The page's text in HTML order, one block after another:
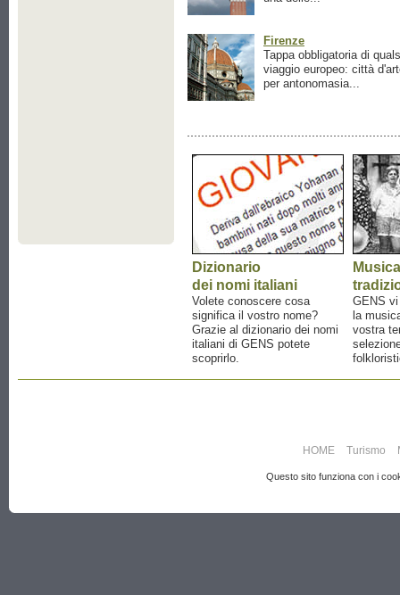
Firenze
Tappa obbligatoria di
viaggio europeo: città
per antonomasia...
Dizionario
dei nomi italiani
Volete conoscere cosa
significa il vostro nome?
Grazie al dizionario dei nomi
italiani di GENS potete
scoprirlo.
Musica
GENS
la
vostra
HOME Turismo
Questo sito funziona con i